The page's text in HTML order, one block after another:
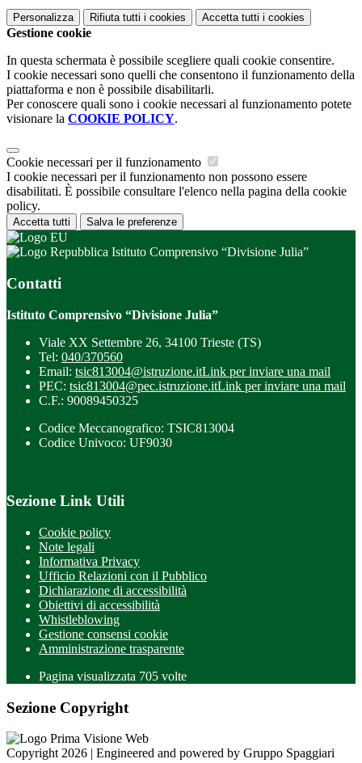
Personalizza Rifiuta tutti i cookies Accetta tutti i cookies
Gestione cookie
In questa schermata è possibile scegliere quali cookie consentire.
I cookie necessari sono quelli che consentono il funzionamento della
piattaforma e non è possibile disabilitarli.
Per conoscere quali sono i cookie necessari al funzionamento potete
visionare la COOKIE POLICY.
Cookie necessari per il funzionamento
I cookie necessari per il funzionamento non possono essere
disabilitati. È possibile consultare l'elenco nella pagina della cookie
policy.
Accetta tutti Salva le preferenze
Istituto Comprensivo “Divisione Julia”
Contatti
Istituto Comprensivo “Divisione Julia”
Viale XX Settembre 26, 34100 Trieste (TS)
Tel: 040/370560
Email: tsic813004@istruzione.itLink per inviare una mail
PEC: tsic813004@pec.istruzione.itLink per inviare una mail
C.F.: 90089450325
Codice Meccanografico: TSIC813004
Codice Univoco: UF9030
Sezione Link Utili
Cookie policy
Note legali
Informativa Privacy
Ufficio Relazioni con il Pubblico
Dichiarazione di accessibilità
Obiettivi di accessibilità
Whistleblowing
Gestione consensi cookie
Amministrazione trasparente
Pagina visualizzata 705 volte
Sezione Copyright
Copyright 2026 | Engineered and powered by Gruppo Spaggiari